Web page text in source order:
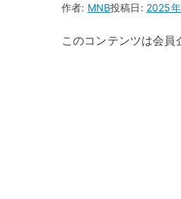
作者: MNB投稿日: 2025
このコンテンツは会員